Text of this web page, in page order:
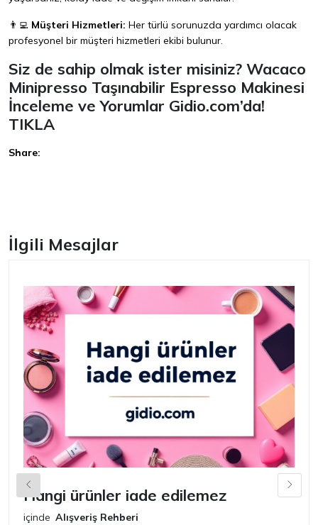
👨‍💻 Müşteri Hizmetleri: Her türlü sorunuzda yardımcı olacak
profesyonel bir müşteri hizmetleri ekibi bulunur.
Siz de sahip olmak ister misiniz? Wacaco
Minipresso Taşınabilir Espresso Makinesi
İnceleme ve Yorumlar Gidio.com’da!
TIKLA
Share:
İlgili Mesajlar
Hangi ürünler iade edilemez
içinde Alışveriş Rehberi